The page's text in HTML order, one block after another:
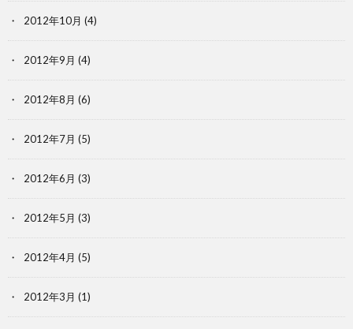
2012年10月 (4)
2012年9月 (4)
2012年8月 (6)
2012年7月 (5)
2012年6月 (3)
2012年5月 (3)
2012年4月 (5)
2012年3月 (1)